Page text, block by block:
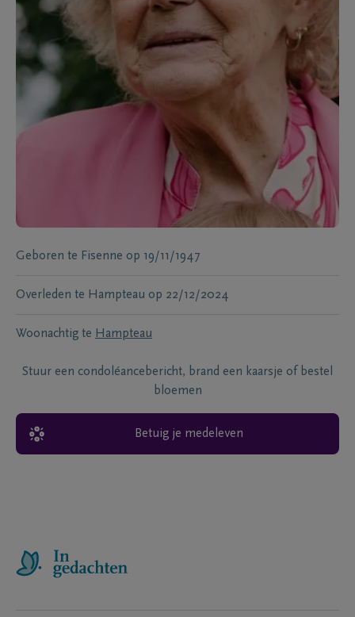
Geboren te Fisenne op 19/11/1947
Overleden te Hampteau op 22/12/2024
Woonachtig te Hampteau
Stuur een condoléancebericht, brand een kaarsje of bestel
bloemen
Betuig je medeleven